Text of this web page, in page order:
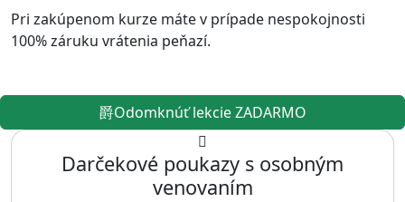
Pri zakúpenom kurze máte v prípade nespokojnosti
100% záruku vrátenia peňazí.
Odomknúť lekcie ZADARMO
Darčekové poukazy s osobným
venovaním